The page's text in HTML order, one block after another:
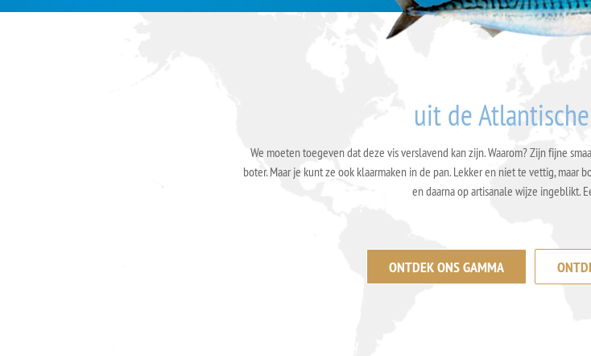
uit de
We moeten toegeven dat deze vis verslavend kan zijn. Waarom? Zijn fijne
boter. Maar je kunt ze ook klaarmaken in de pan. Lekker en niet te vettig, maar
en daarna op artisanale wijze ingeblikt.
ONTDEK ONS GAMMA